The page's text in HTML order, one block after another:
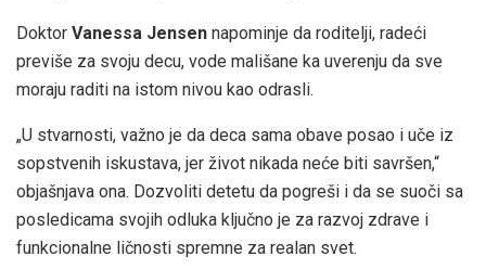
Doktor Vanessa Jensen napominje da roditelji, radeći
previše za svoju decu, vode mališane ka uverenju da sve
moraju raditi na istom nivou kao odrasli.
„U stvarnosti, važno je da deca sama obave posao i uče iz
sopstvenih iskustava, jer život nikada neće biti savršen,“
objašnjava ona. Dozvoliti detetu da pogreši i da se suoči sa
posledicama svojih odluka ključno je za razvoj zdrave i
funkcionalne ličnosti spremne za realan svet.